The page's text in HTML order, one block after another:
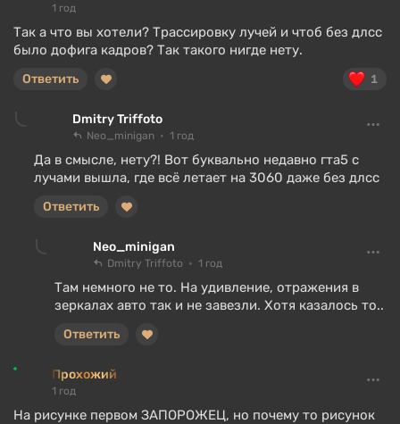
1 год
Так а что вы хотели? Трассировку лучей и чтоб без длсс
было дофига кадров? Так такого нигде нету.
1
Ответить
Dmitry Triffoto
Neo_minigan 1 год
Да в смысле, нету?! Вот буквально недавно гта5 с
лучами вышла, где всё летает на 3060 даже без длсс
Ответить
Neo_minigan
Dmitry Triffoto 1 год
Там немного не то. На удивление, отражения в
зеркалах авто так и не завезли. Хотя казалось то..
Ответить
Прохожий
1 год
На рисунке первом ЗАПОРОЖЕЦ, но почему то рисунок